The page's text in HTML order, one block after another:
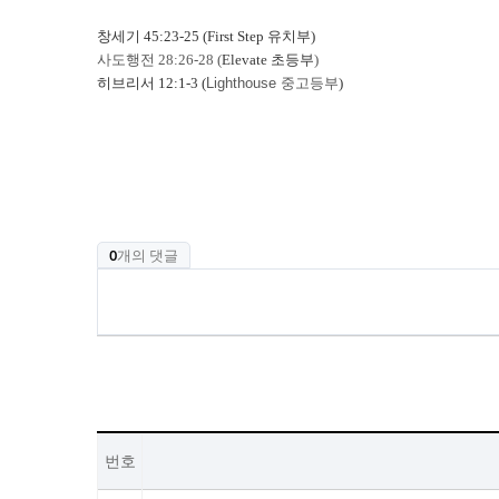
창세기 45:23-25 (First Step 유치부)
사도행전 28:26-28 (Elevate 초등부​)
히브리서 12:1-3 (Lighthouse 중고등부​)
0개의 댓글
번호